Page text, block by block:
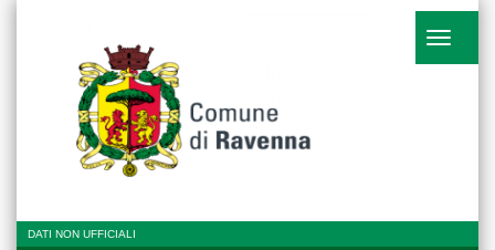
Toggle
DATI NON UFFICIALI